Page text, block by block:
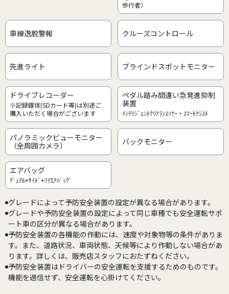
歩行者）
車線逸脱警報 クルーズコントロール
先進ライト ブラインドスポットモニター
ドライブレコーダー
※記録媒体(SDカード等)は別途ご
購入いただく場合がございます
ペダル踏み間違い急発進抑制
装置
ｲﾝﾃﾘｼﾞｪﾝﾄｸﾘｱﾗﾝｽｿﾅｰ・ｽﾏｰﾄｱｼｽﾄ
パノラミックビューモニター
（全周囲カメラ）
バックモニター
エアバッグ
ﾃﾞｭｱﾙ+ｻｲﾄﾞ+ﾘｱｴｱﾊﾞｯｸﾞ
グレードによって予防安全装置の設定が異なる場合があります。
グレードや予防安全装置の設定によって同じ車種でも安全運転サポ
ート車の区分が異なる場合があります。
予防安全装置の各機能の作動には、速度や対象物等の条件がありま
す。また、道路状況、車両状態、天候等により作動しない場合があ
ります。詳しくは、販売店スタッフにおたずねください。
予防安全装置はドライバーの安全運転を支援するためのものです。
機能を過信せず、安全運転を心掛けてください。